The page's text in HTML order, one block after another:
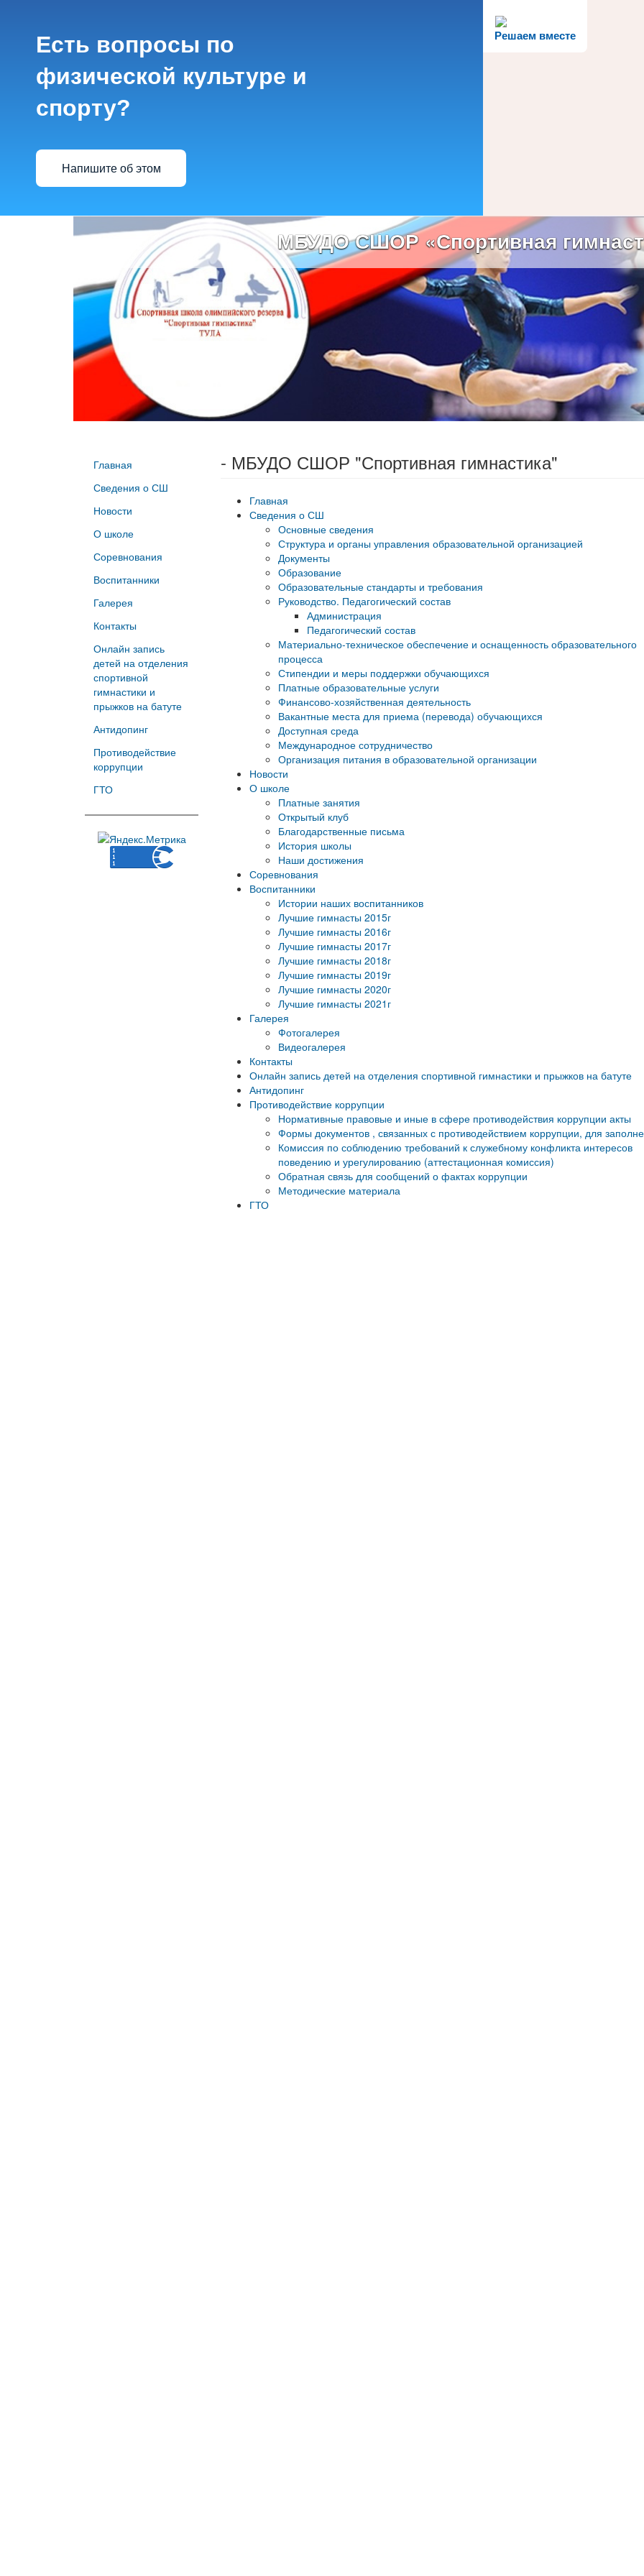
Решаем вместе
Есть вопросы по
физической культуре и
спорту?
Напишите об этом
МБУДО СШОР «Спортивная
Главная
Сведения о СШ
Новости
О школе
Соревнования
Воспитанники
Галерея
Контакты
Онлайн запись
детей на отделения
спортивной
гимнастики и
прыжков на батуте
Антидопинг
Противодействие
коррупции
ГТО
- МБУДО СШОР "Спортивная гимнастика"
Главная
Сведения о СШ
Основные сведения
Структура и органы управления образовательной организацией
Документы
Образование
Образовательные стандарты и требования
Руководство. Педагогический состав
Администрация
Педагогический состав
Материально-техническое обеспечение и оснащенность образовательного
процесса
Стипендии и меры поддержки обучающихся
Платные образовательные услуги
Финансово-хозяйственная деятельность
Вакантные места для приема (перевода) обучающихся
Доступная среда
Международное сотрудничество
Организация питания в образовательной организации
Новости
О школе
Платные занятия
Открытый клуб
Благодарственные письма
История школы
Наши достижения
Соревнования
Воспитанники
Истории наших воспитанников
Лучшие гимнасты 2015г
Лучшие гимнасты 2016г
Лучшие гимнасты 2017г
Лучшие гимнасты 2018г
Лучшие гимнасты 2019г
Лучшие гимнасты 2020г
Лучшие гимнасты 2021г
Галерея
Фотогалерея
Видеогалерея
Контакты
Онлайн запись детей на отделения спортивной гимнастики и прыжков на батуте
Антидопинг
Противодействие коррупции
Нормативные правовые и иные в сфере противодействия коррупции акты
Формы документов , связанных с противодействием коррупции, для
Комиссия по соблюдению требований к служебному конфликта интересов
поведению и урегулированию (аттестационная комиссия)
Обратная связь для сообщений о фактах коррупции
Методические материала
ГТО